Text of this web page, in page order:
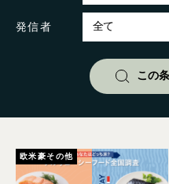
発信者
欧米豪その他